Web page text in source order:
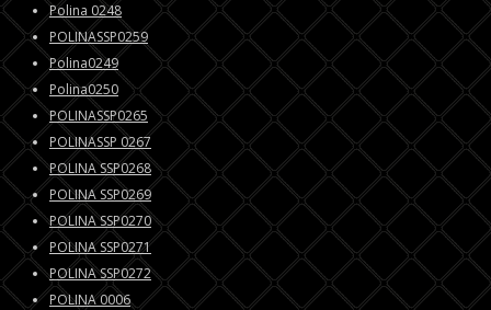
Polina 0248
POLINASSP0259
Polina0249
Polina0250
POLINASSP0265
POLINASSP 0267
POLINA SSP0268
POLINA SSP0269
POLINA SSP0270
POLINA SSP0271
POLINA SSP0272
POLINA 0006